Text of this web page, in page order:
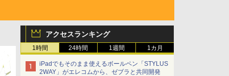
アクセスランキング
1時間 24時間 1週間 1カ月
iPadでもそのまま使えるボールペン「STYLUS
2WAY」がエレコムから、ゼブラと共同開発